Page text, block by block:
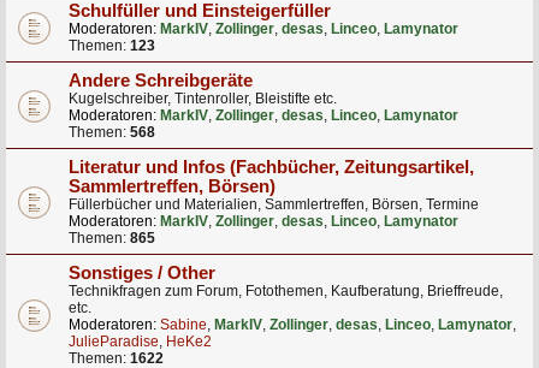
Schulfüller und Einsteigerfüller
Moderatoren: MarkIV, Zollinger, desas, Linceo, Lamynator
Themen: 123
Andere Schreibgeräte
Kugelschreiber, Tintenroller, Bleistifte etc.
Moderatoren: MarkIV, Zollinger, desas, Linceo, Lamynator
Themen: 568
Literatur und Infos (Fachbücher, Zeitungsartikel,
Sammlertreffen, Börsen)
Füllerbücher und Materialien, Sammlertreffen, Börsen, Termine
Moderatoren: MarkIV, Zollinger, desas, Linceo, Lamynator
Themen: 865
Sonstiges / Other
Technikfragen zum Forum, Fotothemen, Kaufberatung, Brieffreude,
etc.
Moderatoren: Sabine, MarkIV, Zollinger, desas, Linceo, Lamynator,
JulieParadise, HeKe2
Themen: 1622